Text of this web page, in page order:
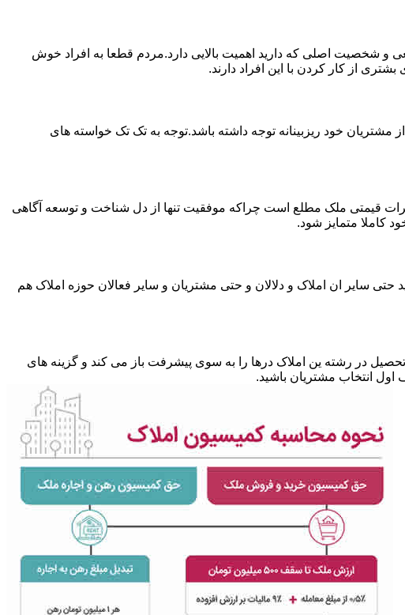
شخصیت اصلی که دارید اهمیت بالایی دارد.مردم قطعا به افراد خوش
از کار کردن با این افراد دارند.
خود ریزبینانه توجه داشته باشد.توجه به تک تک خواسته های
قیمتی ملک مطلع است چراکه موفقیت تنها از دل شناخت و توسعه آگاهی
کاملا متمایز شود.
حتی سایر ان املاک و دلالان و حتی مشتریان و سایر فعالان حوزه املاک هم
در رشته ین املاک درها را به سوی پیشرفت باز می کند و گزینه های
انتخاب مشتریان باشید.